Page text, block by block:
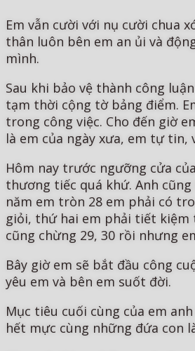
Em vẫn cười với nụ cười chua
thân luôn bên em an ủi và
mình.
Sau khi bảo vệ thành công
tạm thời cộng tờ bảng điểm.
trong công việc. Cho đến giờ
là em của ngày xưa, em tự
Hôm nay trước ngưỡng cửa
thương tiếc quá khứ. Anh
năm em tròn 28 em phải có
giỏi, thứ hai em phải tiết kiệm
cũng chừng 29, 30 rồi nhưng
Bây giờ em sẽ bắt đầu công
yêu em và bên em suốt đời.
Mục tiêu cuối cùng của em
hết mực cùng những đứa con